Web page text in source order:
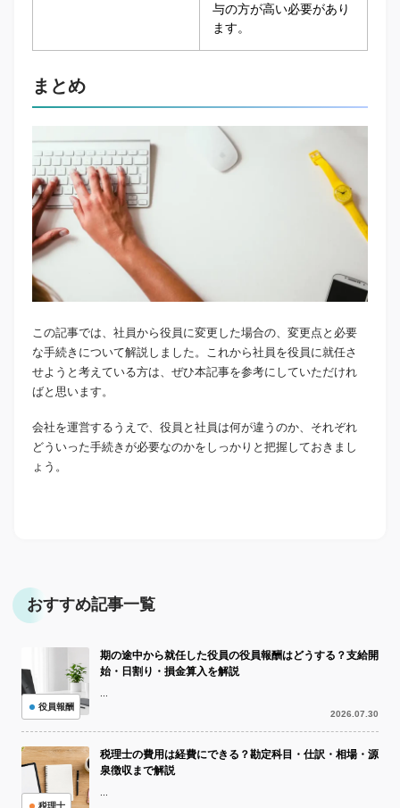
与の方が高い必要があり
ます。
まとめ
この記事では、社員から役員に変更した場合の、変更点と必要
な手続きについて解説しました。これから社員を役員に就任さ
せようと考えている方は、ぜひ本記事を参考にしていただけれ
ばと思います。
会社を運営するうえで、役員と社員は何が違うのか、それぞれ
どういった手続きが必要なのかをしっかりと把握しておきまし
ょう。
おすすめ記事一覧
期の途中から就任した役員の役員報酬はどうする？支給開
始・日割り・損金算入を解説
...
2026.07.30
役員報酬
税理士の費用は経費にできる？勘定科目・仕訳・相場・源
泉徴収まで解説
...
税理士